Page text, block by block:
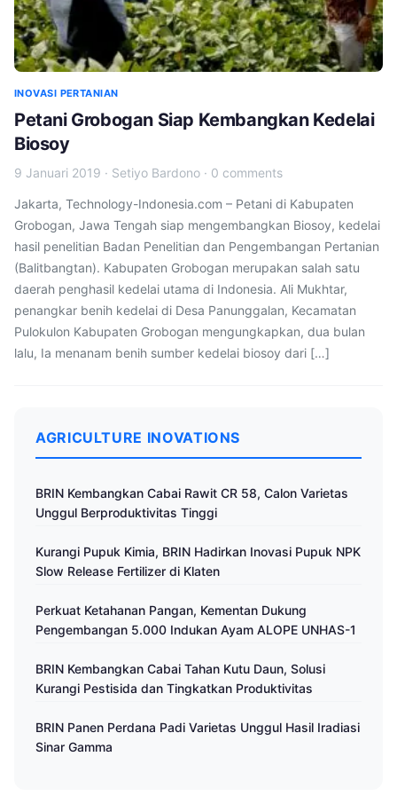
INOVASI PERTANIAN
Petani Grobogan Siap Kembangkan Kedelai
Biosoy
9 Januari 2019 · Setiyo Bardono · 0 comments
Jakarta, Technology-Indonesia.com – Petani di Kabupaten
Grobogan, Jawa Tengah siap mengembangkan Biosoy, kedelai
hasil penelitian Badan Penelitian dan Pengembangan Pertanian
(Balitbangtan). Kabupaten Grobogan merupakan salah satu
daerah penghasil kedelai utama di Indonesia. Ali Mukhtar,
penangkar benih kedelai di Desa Panunggalan, Kecamatan
Pulokulon Kabupaten Grobogan mengungkapkan, dua bulan
lalu, Ia menanam benih sumber kedelai biosoy dari […]
AGRICULTURE INOVATIONS
BRIN Kembangkan Cabai Rawit CR 58, Calon Varietas
Unggul Berproduktivitas Tinggi
Kurangi Pupuk Kimia, BRIN Hadirkan Inovasi Pupuk NPK
Slow Release Fertilizer di Klaten
Perkuat Ketahanan Pangan, Kementan Dukung
Pengembangan 5.000 Indukan Ayam ALOPE UNHAS-1
BRIN Kembangkan Cabai Tahan Kutu Daun, Solusi
Kurangi Pestisida dan Tingkatkan Produktivitas
BRIN Panen Perdana Padi Varietas Unggul Hasil Iradiasi
Sinar Gamma